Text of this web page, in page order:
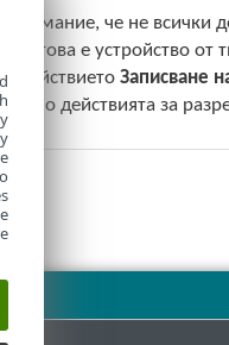
внимание, че не всички
ако това е устройство
действиетоЗаписване
само действията за